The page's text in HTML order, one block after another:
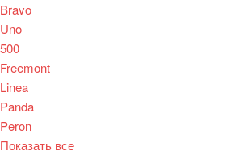
Bravo
Uno
500
Freemont
Linea
Panda
Peron
Показать все